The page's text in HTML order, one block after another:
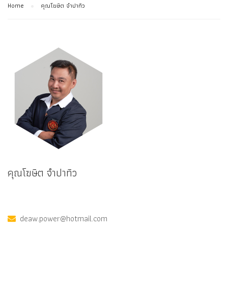
Home คุณโฆษิต จำปาทิว
คุณโฆษิต จำปาทิว
deaw.power@hotmail.com